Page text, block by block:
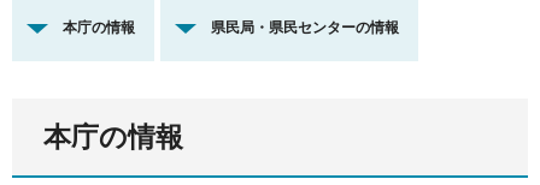
本庁の情報 県民局・県民センターの情報
本庁の情報